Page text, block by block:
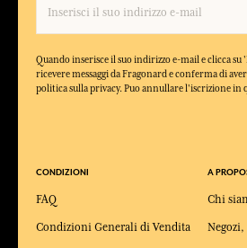
Quando inserisce il suo indirizzo e-mail e clicca su
ricevere messaggi da Fragonard e conferma di
politica sulla privacy. Puo annullare l'iscrizione in
CONDIZIONI
FAQ
Condizioni Generali di Vendita
A
Chi